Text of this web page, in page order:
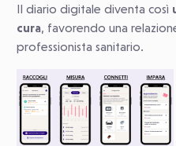
Il diario digitale diventa così
cura, favorendo una
professionista sanitario.